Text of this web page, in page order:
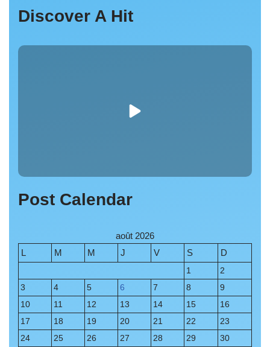
Discover A Hit
Post Calendar
août 2026
L
M M J V S D
1
2
3
4 5 6 7 8
9
10
11 12 13 14 15
16
17
18 19 20 21 22
23
24
25 26 27 28 29
30